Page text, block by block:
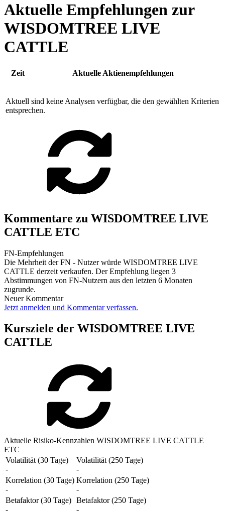
Aktuelle Empfehlungen zur
WISDOMTREE LIVE
CATTLE
Zeit Aktuelle Aktienempfehlungen
Aktuell sind keine Analysen verfügbar, die den gewählten Kriterien
entsprechen.
Kommentare zu WISDOMTREE LIVE
CATTLE ETC
FN-Empfehlungen
Die Mehrheit der FN - Nutzer würde WISDOMTREE LIVE
CATTLE derzeit verkaufen. Der Empfehlung liegen 3
Abstimmungen von FN-Nutzern aus den letzten 6 Monaten
zugrunde.
Neuer Kommentar
Jetzt anmelden und Kommentar verfassen.
Kursziele der WISDOMTREE LIVE
CATTLE
Aktuelle Risiko-Kennzahlen WISDOMTREE LIVE CATTLE
ETC
Volatilität (30 Tage)
-
Volatilität (250 Tage)
-
Korrelation (30 Tage)
-
Korrelation (250 Tage)
-
Betafaktor (30 Tage)
-
Betafaktor (250 Tage)
-